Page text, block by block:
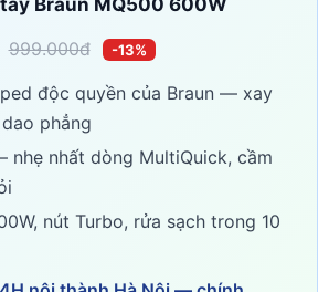
Braun MQ500 600W
999.000đ -13%
độc quyền của Braun — xay
phẳng
nhẹ nhất dòng MultiQuick, cầm
nút Turbo, rửa sạch trong 10